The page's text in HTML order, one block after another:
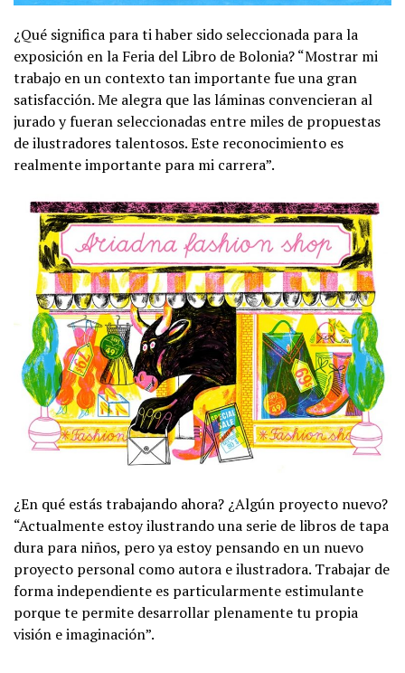
¿Qué significa para ti haber sido seleccionada para la
exposición en la Feria del Libro de Bolonia? “Mostrar mi
trabajo en un contexto tan importante fue una gran
satisfacción. Me alegra que las láminas convencieran al
jurado y fueran seleccionadas entre miles de propuestas
de ilustradores talentosos. Este reconocimiento es
realmente importante para mi carrera”.
¿En qué estás trabajando ahora? ¿Algún proyecto nuevo?
“Actualmente estoy ilustrando una serie de libros de tapa
dura para niños, pero ya estoy pensando en un nuevo
proyecto personal como autora e ilustradora. Trabajar de
forma independiente es particularmente estimulante
porque te permite desarrollar plenamente tu propia
visión e imaginación”.